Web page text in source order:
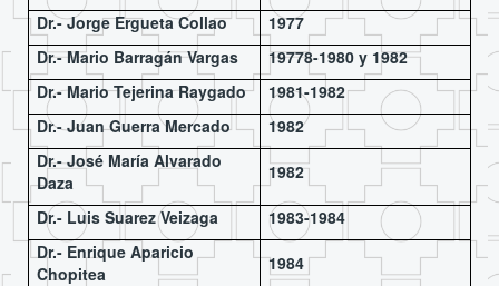
Dr.- Jorge Ergueta Collao
1977
Dr.- Mario Barragán Vargas
19778-1980 y 1982
Dr.- Mario Tejerina Raygado
1981-1982
Dr.- Juan Guerra Mercado
1982
Dr.- José María Alvarado
Daza
1982
Dr.- Luis Suarez Veizaga
1983-1984
Dr.- Enrique Aparicio
Chopitea
1984